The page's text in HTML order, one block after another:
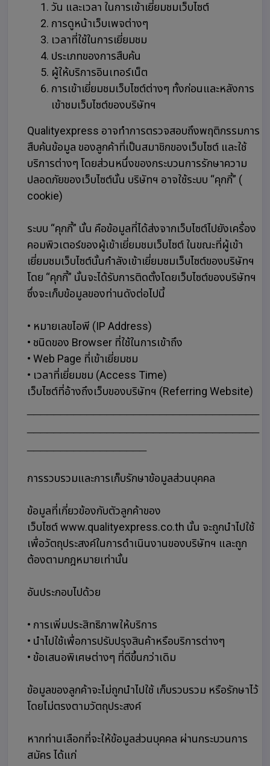
วัน และเวลา ในการเข้าเยี่ยมชมเว็บไซต์
การดูหน้าเว็บเพจต่างๆ
เวลาที่ใช้ในการเยี่ยมชม
ประเภทของการสืบค้น
ผู้ให้บริการอินเทอร์เน็ต
การเข้าเยี่ยมชมเว็บไซต์ต่างๆ ทั้งก่อนและหลังการ
เข้าชมเว็บไซต์ของบริษัทฯ
Qualityexpress อาจทำการตรวจสอบถึงพฤติกรรมการ
สืบค้นข้อมูล ของลูกค้าที่เป็นสมาชิกของเว็บไซต์ และใช้
บริการต่างๆ โดยส่วนหนึ่งของกระบวนการรักษาความ
ปลอดภัยของเว็บไซต์นั้น บริษัทฯ อาจใช้ระบบ “คุกกี้” (
cookie)
ระบบ “คุกกี้” นั้น คือข้อมูลที่ได้ส่งจากเว็บไซต์ไปยังเครื่อง
คอมพิวเตอร์ของผู้เข้าเยี่ยมชมเว็บไซต์ ในขณะที่ผู้เข้า
เยี่ยมชมเว็บไซต์นั้นกำลังเข้าเยี่ยมชมเว็บไซต์ของบริษัทฯ
โดย “คุกกี้” นั้นจะได้รับการติดตั้งโดยเว็บไซต์ของบริษัทฯ
ซึ่งจะเก็บข้อมูลของท่านดังต่อไปนี้
• หมายเลขไอพี (IP Address)
• ชนิดของ Browser ที่ใช้ในการเข้าถึง
• Web Page ที่เข้าเยี่ยมชม
• เวลาที่เยี่ยมชม (Access Time)
เว็บไซต์ที่อ้างถึงเว็บของบริษัทฯ (Referring Website)
การรวบรวมและการเก็บรักษาข้อมูลส่วนบุคคล
ข้อมูลที่เกี่ยวข้องกับตัวลูกค้าของ
เว็บไซต์ www.qualityexpress.co.th นั้น จะถูกนำไปใช้
เพื่อวัตถุประสงค์ในการดำเนินงานของบริษัทฯ และถูก
ต้องตามกฎหมายเท่านั้น
อันประกอบไปด้วย
• การเพิ่มประสิทธิภาพให้บริการ
• นำไปใช้เพื่อการปรับปรุงสินค้าหรือบริการต่างๆ
• ข้อเสนอพิเศษต่างๆ ที่ดีขึ้นกว่าเดิม
ข้อมูลของลูกค้าจะไม่ถูกนำไปใช้ เก็บรวบรวม หรือรักษาไว้
โดยไม่ตรงตามวัตถุประสงค์
หากท่านเลือกที่จะให้ข้อมูลส่วนบุคคล ผ่านกระบวนการ
สมัคร ได้แก่